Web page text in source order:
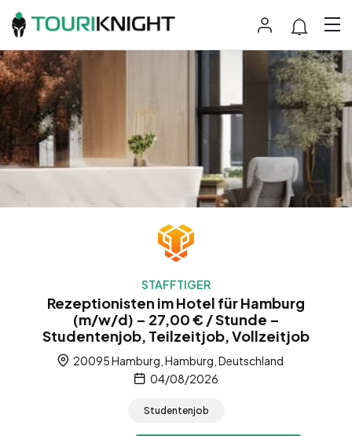
STAFFTIGER
Rezeptionisten im Hotel für Hamburg
(m/w/d) – 27,00 € / Stunde –
Studentenjob, Teilzeitjob, Vollzeitjob
20095 Hamburg, Hamburg, Deutschland
04/08/2026
Studentenjob